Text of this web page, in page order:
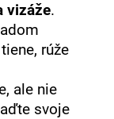
vizáže.
rúže
ale nie
svoje